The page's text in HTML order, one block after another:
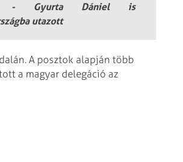
- Gyurta Dániel is
utazott
A posztok alapján több
a magyar delegáció az